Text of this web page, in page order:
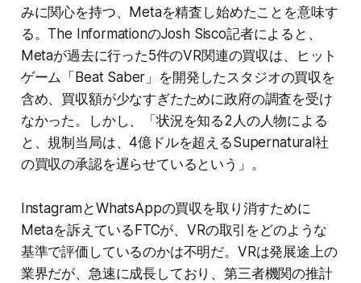
みに関心を持つ、Metaを精査し始めたことを意味す
る。The InformationのJosh Sisco記者によると、
Metaが過去に行った5件のVR関連の買収は、ヒット
ゲーム「Beat Saber」を開発したスタジオの買収を
含め、買収額が少なすぎたために政府の調査を受け
なかった。しかし、「状況を知る2人の人物による
と、規制当局は、4億ドルを超えるSupernatural社
の買収の承認を遅らせているという」。
InstagramとWhatsAppの買収を取り消すために
Metaを訴えているFTCが、VRの取引をどのような
基準で評価しているのかは不明だ。VRは発展途上の
業界だが、急速に成長しており、第三者機関の推計